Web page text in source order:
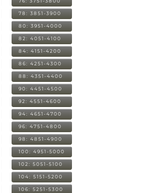
78: 3851-3900
80: 3951-4000
82: 4051-4100
84: 4151-4200
86: 4251-4300
88: 4351-4400
90: 4451-4500
92: 4551-4600
94: 4651-4700
96: 4751-4800
98: 4851-4900
100: 4951-5000
102: 5051-5100
104: 5151-5200
106: 5251-5300